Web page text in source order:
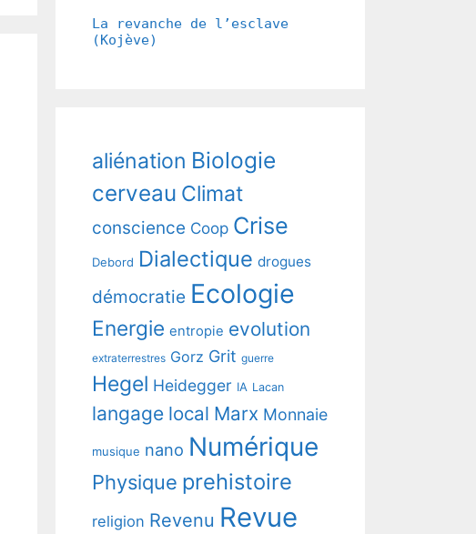
La revanche de l’esclave
(Kojève)
aliénation Biologie
cerveau Climat
conscience Coop Crise
Debord Dialectique drogues
démocratie Ecologie
Energie entropie evolution
extraterrestres Gorz Grit guerre
Hegel Heidegger IA Lacan
langage local Marx Monnaie
musique nano Numérique
Physique prehistoire
religion Revenu Revue